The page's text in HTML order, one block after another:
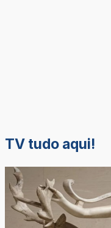
TV tudo aqui!